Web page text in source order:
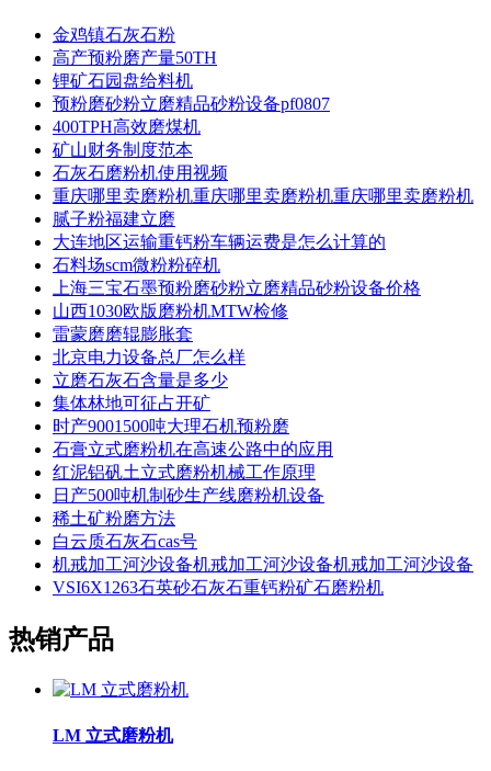
金鸡镇石灰石粉
高产预粉磨产量50TH
锂矿石园盘给料机
预粉磨砂粉立磨精品砂粉设备pf0807
400TPH高效磨煤机
矿山财务制度范本
石灰石磨粉机使用视频
重庆哪里卖磨粉机重庆哪里卖磨粉机重庆哪里卖磨粉机
腻子粉福建立磨
大连地区运输重钙粉车辆运费是怎么计算的
石料场scm微粉粉碎机
上海三宝石墨预粉磨砂粉立磨精品砂粉设备价格
山西1030欧版磨粉机MTW检修
雷蒙磨磨辊膨胀套
北京电力设备总厂怎么样
立磨石灰石含量是多少
集体林地可征占开矿
时产9001500吨大理石机预粉磨
石膏立式磨粉机在高速公路中的应用
红泥铝矾土立式磨粉机械工作原理
日产500吨机制砂生产线磨粉机设备
稀土矿粉磨方法
白云质石灰石cas号
机戒加工河沙设备机戒加工河沙设备机戒加工河沙设备
VSI6X1263石英砂石灰石重钙粉矿石磨粉机
热销产品
LM 立式磨粉机